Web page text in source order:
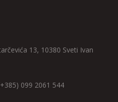
13, 10380 Sveti Ivan
099 2061 544